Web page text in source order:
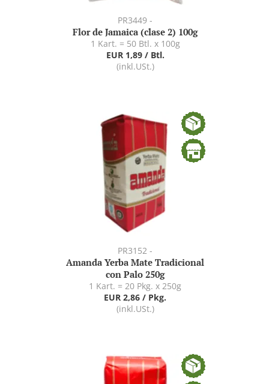
PR3449 -
Flor de Jamaica (clase 2) 100g
1 Kart. = 50 Btl. x 100g
EUR 1,89 / Btl.
(inkl.USt.)
PR3152 -
Amanda Yerba Mate Tradicional
con Palo 250g
1 Kart. = 20 Pkg. x 250g
EUR 2,86 / Pkg.
(inkl.USt.)